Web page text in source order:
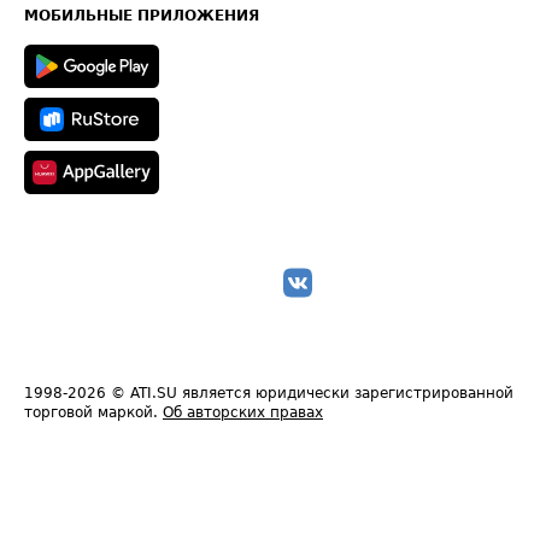
Техническая информация
МОБИЛЬНЫЕ ПРИЛОЖЕНИЯ
1998-2026 © ATI.SU является юридически зарегистрированной
торговой маркой. Об авторских правах